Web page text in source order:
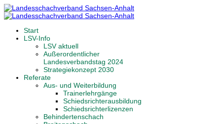
Start
LSV-Info
LSV aktuell
Außerordentlicher
Landesverbandstag 2024
Strategiekonzept 2030
Referate
Aus- und Weiterbildung
Trainerlehrgänge
Schiedsrichterausbildung
Schiedsrichterlizenzen
Behindertenschach